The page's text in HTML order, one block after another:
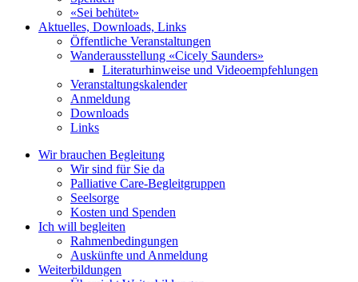
«Sei behütet»
Aktuelles, Downloads, Links
Öffentliche Veranstaltungen
Wanderausstellung «Cicely Saunders»
Literaturhinweise und Videoempfehlungen
Veranstaltungskalender
Anmeldung
Downloads
Links
Wir brauchen Begleitung
Wir sind für Sie da
Palliative Care-Begleitgruppen
Seelsorge
Kosten und Spenden
Ich will begleiten
Rahmenbedingungen
Auskünfte und Anmeldung
Weiterbildungen